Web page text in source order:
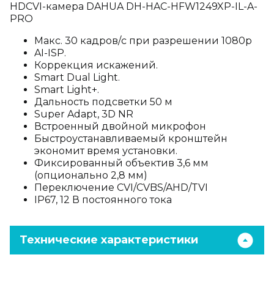
HDCVI-камера DAHUA DH-HAC-HFW1249XP-IL-A-
PRO
Макс. 30 кадров/с при разрешении 1080p
AI-ISP.
Коррекция искажений.
Smart Dual Light.
Smart Light+.
Дальность подсветки 50 м
Super Adapt, 3D NR
Встроенный двойной микрофон
Быстроустанавливаемый кронштейн
экономит время установки.
Фиксированный объектив 3,6 мм
(опционально 2,8 мм)
Переключение CVI/CVBS/AHD/TVI
IP67, 12 В постоянного тока
Технические характеристики